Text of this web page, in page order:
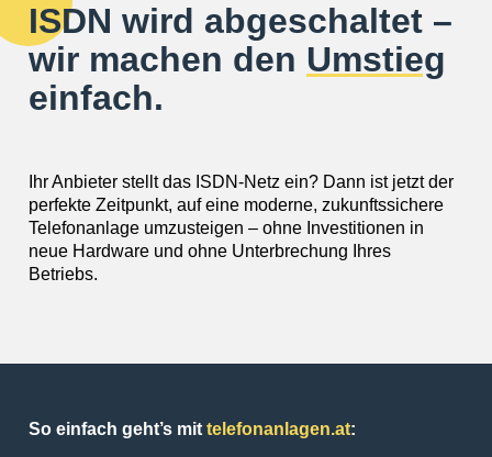
ISDN wird abgeschaltet –
wir machen den Umstieg
einfach.
Ihr Anbieter stellt das ISDN-Netz ein? Dann ist jetzt der
perfekte Zeitpunkt, auf eine moderne, zukunftssichere
Telefonanlage umzusteigen – ohne Investitionen in
neue Hardware und ohne Unterbrechung Ihres
Betriebs.
So einfach geht’s mit telefonanlagen.at: